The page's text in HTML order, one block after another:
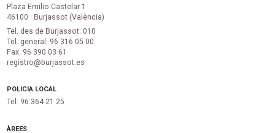
Plaza Emilio Castelar 1
46100 · Burjassot (València)
Tel. des de Burjassot: 010
Tel. general: 96 316 05 00
Fax. 96 390 03 61
registro@burjassot.es
POLICIA LOCAL
Tel. 96 364 21 25
ÀREES